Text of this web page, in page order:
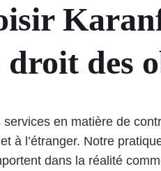
des
en matière de
à l’étranger. Notre
dans la réalité